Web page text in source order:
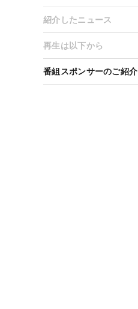
紹介したニュース
再生は以下から
番組スポンサーのご紹介